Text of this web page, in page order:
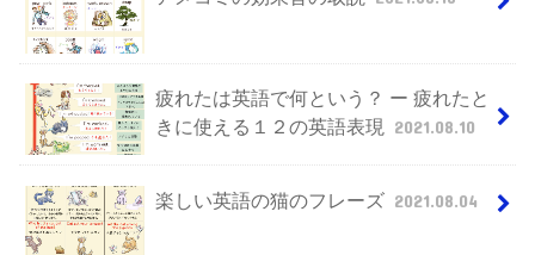
疲れたは英語で何という？ ー 疲れたと
きに使える１２の英語表現
2021.08.10
楽しい英語の猫のフレーズ 2021.08.04